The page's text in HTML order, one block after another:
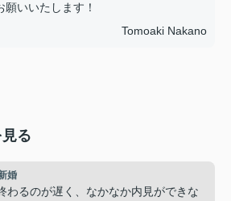
願いいたします！
Tomoaki Nakano
る
婚
わるのが遅く、なかなか内見ができな